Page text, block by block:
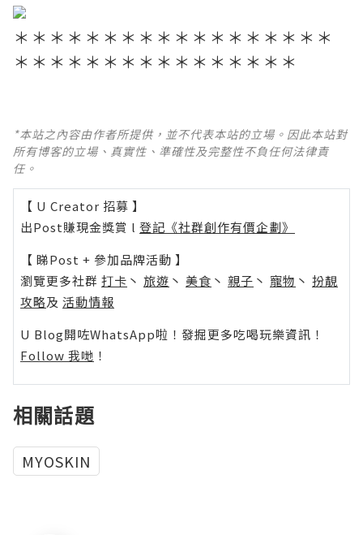
＊＊＊＊＊＊＊＊＊＊＊＊＊＊＊＊＊＊
＊＊＊＊＊＊＊＊＊＊＊＊＊＊＊＊
*本站之內容由作者所提供，並不代表本站的立場。因此本站對
所有博客的立場、真實性、準確性及完整性不負任何法律責
任。
【 U Creator 招募 】
出Post賺現金獎賞 l 登記《社群創作有價企劃》
【 睇Post + 參加品牌活動 】
瀏覽更多社群 打卡 丶 旅遊 丶 美食 丶 親子 丶 寵物 丶 扮靚
攻略及 活動情報
U Blog開咗WhatsApp啦！發掘更多吃喝玩樂資訊！
Follow 我哋 ！
相關話題
MYOSKIN